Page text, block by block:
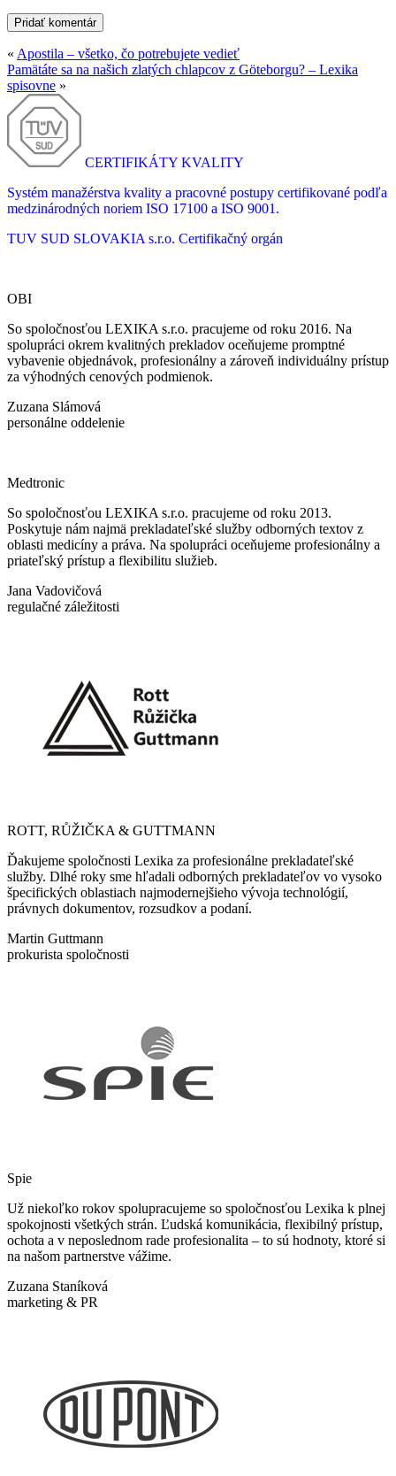
« Apostila – všetko, čo potrebujete vedieť
Pamätáte sa na našich zlatých chlapcov z Göteborgu? – Lexika
spisovne »
CERTIFIKÁTY KVALITY
Systém manažérstva kvality a pracovné postupy certifikované podľa
medzinárodných noriem ISO 17100 a ISO 9001.
TUV SUD SLOVAKIA s.r.o. Certifikačný orgán
OBI
So spoločnosťou LEXIKA s.r.o. pracujeme od roku 2016. Na
spolupráci okrem kvalitných prekladov oceňujeme promptné
vybavenie objednávok, profesionálny a zároveň individuálny prístup
za výhodných cenových podmienok.
Zuzana Slámová
personálne oddelenie
Medtronic
So spoločnosťou LEXIKA s.r.o. pracujeme od roku 2013.
Poskytuje nám najmä prekladateľské služby odborných textov z
oblasti medicíny a práva. Na spolupráci oceňujeme profesionálny a
priateľský prístup a flexibilitu služieb.
Jana Vadovičová
regulačné záležitosti
ROTT, RŮŽIČKA & GUTTMANN
Ďakujeme spoločnosti Lexika za profesionálne prekladateľské
služby. Dlhé roky sme hľadali odborných prekladateľov vo vysoko
špecifických oblastiach najmodernejšieho vývoja technológií,
právnych dokumentov, rozsudkov a podaní.
Martin Guttmann
prokurista spoločnosti
Spie
Už niekoľko rokov spolupracujeme so spoločnosťou Lexika k plnej
spokojnosti všetkých strán. Ľudská komunikácia, flexibilný prístup,
ochota a v neposlednom rade profesionalita – to sú hodnoty, ktoré si
na našom partnerstve vážime.
Zuzana Staníková
marketing & PR